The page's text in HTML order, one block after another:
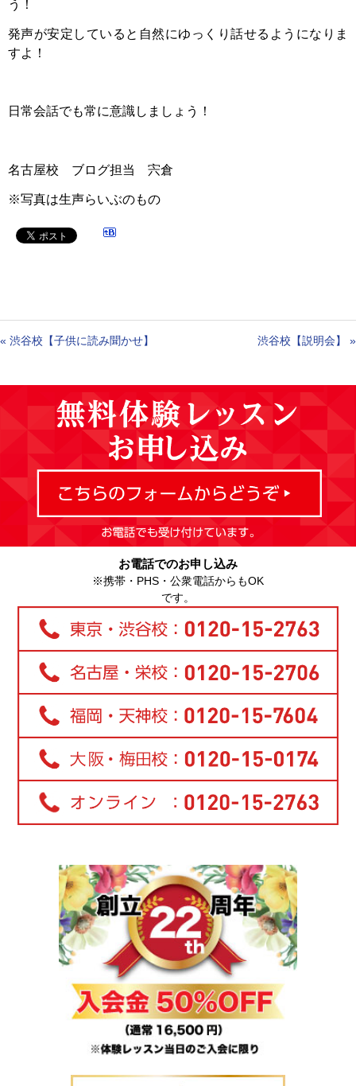
う！
発声が安定していると自然にゆっくり話せるようになりま
すよ！
日常会話でも常に意識しましょう！
名古屋校 ブログ担当 宍倉
※写真は生声らいぶのもの
« 渋谷校【子供に読み聞かせ】 渋谷校【説明会】 »
お電話でのお申し込み
※携帯・PHS・公衆電話からもOK
です。